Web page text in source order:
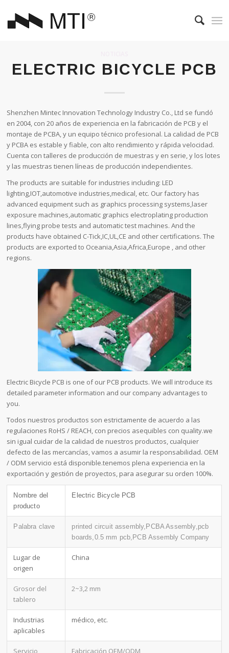
ELECTRIC BICYCLE PCB
Shenzhen Mintec Innovation Technology Industry Co., Ltd se fundó
en 2004, con 20 años de experiencia en la fabricación de PCB y el
montaje de PCBA, y un equipo técnico profesional. La calidad de PCB
y PCBA es estable y fiable, con alto rendimiento y rápida velocidad.
Cuenta con talleres de producción de muestras y en serie, y los lotes
y las muestras tienen líneas de producción independientes.
The products are suitable for industries including: LED
lighting,IOT,automotive industries,medical, etc. Our factory has
advanced equipment such as graphics processing systems,laser
exposure machines,automatic graphics electroplating production
lines,flying probe tests and automatic test machines. And the
products have obtained C-Tick,IC,UL,CE and other certifications. The
products are exported to Oceania,Asia,Africa,Europe , and other
regions.
Electric Bicycle PCB is one of our PCB products. We will introduce its
detailed parameter information and our company advantages to
you.
Todos nuestros productos son estrictamente de acuerdo a las
regulaciones RoHS / REACH, con precios asequibles con quality.we
sin igual cuidar de la calidad de nuestros productos, cualquier
defecto de las mercancías, vamos a asumir la responsabilidad. OEM
/ ODM servicio está disponible.tenemos plena experiencia en la
exportación y gestión de proyectos, para asegurar su orden 100%.
Nombre del
producto
Electric Bicycle PCB
Palabra clave
printed circuit assembly,PCBA Assembly,pcb
boards,0.5 mm pcb,PCB Assembly Company
Lugar de
origen
China
Grosor del
tablero
2~3,2 mm
Industrias
aplicables
médico, etc.
Servicio Fabricación OEM/ODM